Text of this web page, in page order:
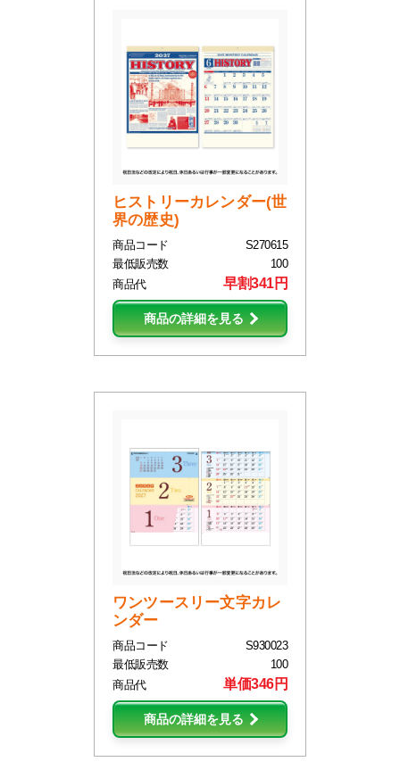
ヒストリーカレンダー(世
界の歴史)
商品コード
S270615
最低販売数
100
商品代
早割341円
商品の詳細を見る
ワンツースリー文字カレ
ンダー
商品コード
S930023
最低販売数
100
商品代
単価346円
商品の詳細を見る